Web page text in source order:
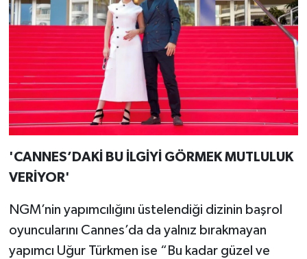
'CANNES’DAKİ BU İLGİYİ GÖRMEK MUTLULUK
VERİYOR'
NGM’nin yapımcılığını üstelendiği dizinin başrol
oyuncularını Cannes’da da yalnız bırakmayan
yapımcı Uğur Türkmen ise “Bu kadar güzel ve